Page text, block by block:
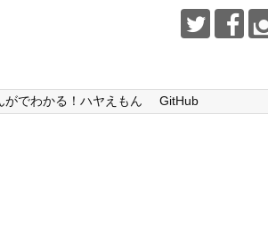
がでわかる！ハヤえもん GitHub